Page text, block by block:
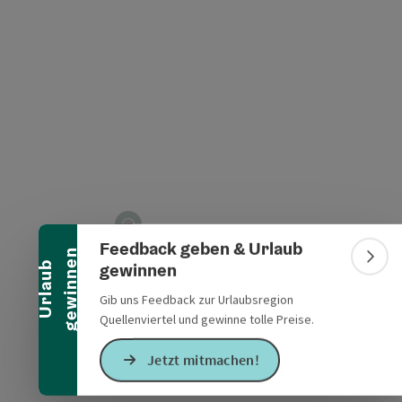
U
r
l
a
u
b
g
e
w
i
n
n
e n
Banner einklappen
Feedback geben & Urlaub
gewinnen
Gib uns Feedback zur Urlaubsregion
Quellenviertel und gewinne tolle Preise.
Jetzt mitmachen!